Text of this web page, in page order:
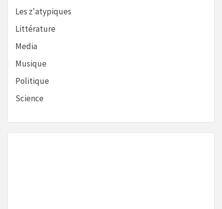
Les z'atypiques
Littérature
Media
Musique
Politique
Science